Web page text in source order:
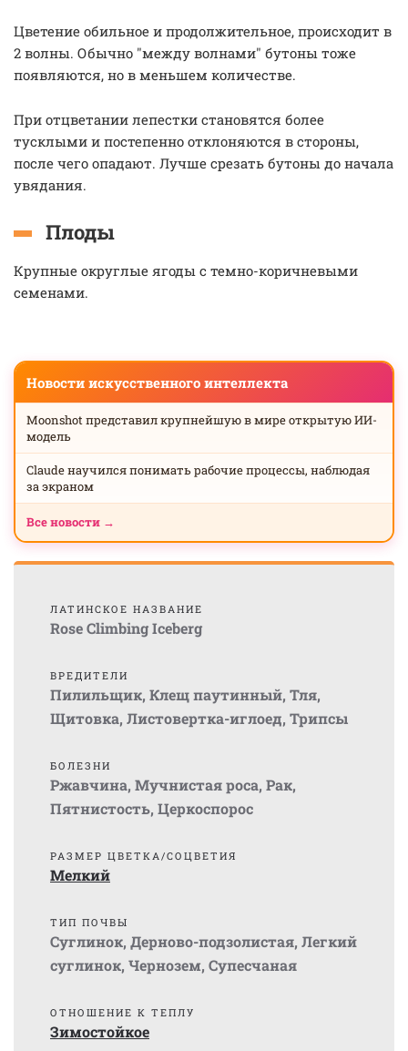
Цветение обильное и продолжительное, происходит в
2 волны. Обычно "между волнами" бутоны тоже
появляются, но в меньшем количестве.
При отцветании лепестки становятся более
тусклыми и постепенно отклоняются в стороны,
после чего опадают. Лучше срезать бутоны до начала
увядания.
Плоды
Крупные округлые ягоды с темно-коричневыми
семенами.
Новости искусственного интеллекта
Moonshot представил крупнейшую в мире открытую ИИ-
модель
Claude научился понимать рабочие процессы, наблюдая
за экраном
Все новости →
ЛАТИНСКОЕ НАЗВАНИЕ
Rose Climbing Iceberg
ВРЕДИТЕЛИ
Пилильщик, Клещ паутинный, Тля,
Щитовка, Листовертка-иглоед, Трипсы
БОЛЕЗНИ
Ржавчина, Мучнистая роса, Рак,
Пятнистость, Церкоспорос
РАЗМЕР ЦВЕТКА/СОЦВЕТИЯ
Мелкий
ТИП ПОЧВЫ
Суглинок, Дерново-подзолистая, Легкий
суглинок, Чернозем, Супесчаная
ОТНОШЕНИЕ К ТЕПЛУ
Зимостойкое